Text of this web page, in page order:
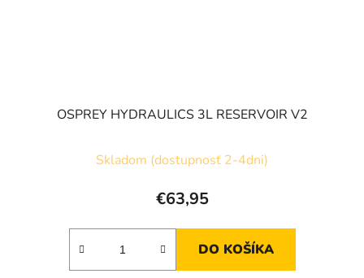
OSPREY HYDRAULICS 3L RESERVOIR V2
Skladom (dostupnosť 2-4dni)
€63,95
DO KOŠÍKA